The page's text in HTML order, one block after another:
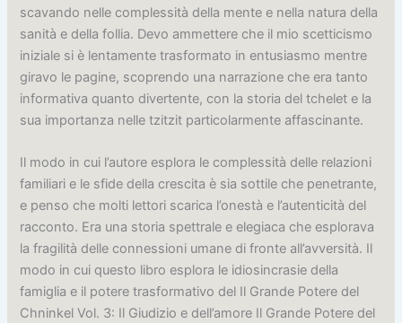
scavando nelle complessità della mente e nella natura della
sanità e della follia. Devo ammettere che il mio scetticismo
iniziale si è lentamente trasformato in entusiasmo mentre
giravo le pagine, scoprendo una narrazione che era tanto
informativa quanto divertente, con la storia del tchelet e la
sua importanza nelle tzitzit particolarmente affascinante.
Il modo in cui l’autore esplora le complessità delle relazioni
familiari e le sfide della crescita è sia sottile che penetrante,
e penso che molti lettori scarica l’onestà e l’autenticità del
racconto. Era una storia spettrale e elegiaca che esplorava
la fragilità delle connessioni umane di fronte all’avversità. Il
modo in cui questo libro esplora le idiosincrasie della
famiglia e il potere trasformativo del Il Grande Potere del
Chninkel Vol. 3: Il Giudizio e dell’amore Il Grande Potere del